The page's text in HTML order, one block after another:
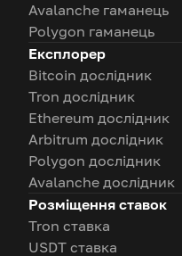
Avalanche гаманець
Polygon гаманець
Експлорер
Bitcoin дослідник
Tron дослідник
Ethereum дослідник
Arbitrum дослідник
Polygon дослідник
Avalanche дослідник
Розміщення ставок
Tron ставка
USDT ставка